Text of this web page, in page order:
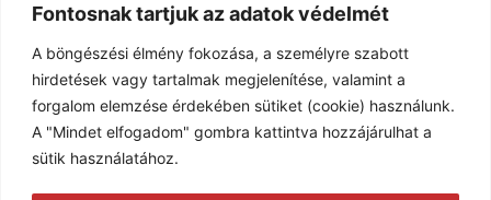
Fontosnak tartjuk az adatok védelmét
A böngészési élmény fokozása, a személyre szabott
hirdetések vagy tartalmak megjelenítése, valamint a
forgalom elemzése érdekében sütiket (cookie) használunk.
A "Mindet elfogadom" gombra kattintva hozzájárulhat a
sütik használatához.
Beltéri kemence KK-
369
Beltéri kemence KK-71
© 2005-2026 Karim Kft. Minden jog fenntartva.